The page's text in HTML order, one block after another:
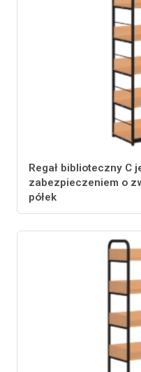
Regał biblioteczny C
zabezpieczeniem o
półek